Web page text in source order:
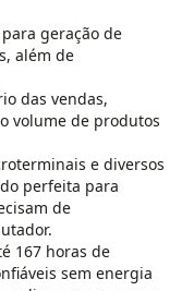
geração de
além de
das vendas,
volume de produtos
e diversos
perfeita para
de
167 horas de
sem energia